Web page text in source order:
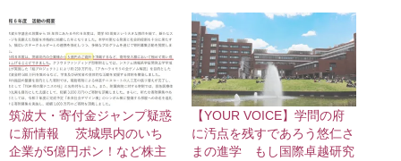
筑波大・寄付金ジャンプ疑惑
に新情報 茨城県内のいち
企業が5億円ポン！など株主
【YOUR VOICE】学問の府
に汚点を残すであろう悠仁さ
まの進学 もし国際卓越研究